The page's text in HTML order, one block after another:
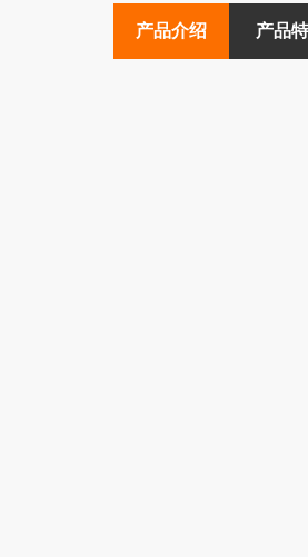
产品介绍 产品